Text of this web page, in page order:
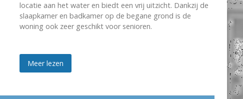
locatie aan het water en biedt een vrij uitzicht. Dankzij de
slaapkamer en badkamer op de begane grond is de
woning ook zeer geschikt voor senioren.
Meer lezen